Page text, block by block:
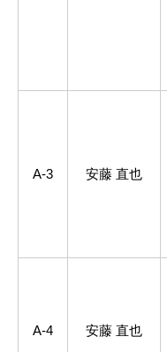
A-3 安藤 直也
A-4 安藤 直也